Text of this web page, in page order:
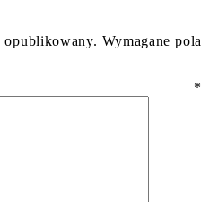
opublikowany. Wymagane pola
*